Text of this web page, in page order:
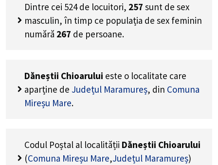
Dintre cei 524 de locuitori, 257 sunt de sex
masculin, în timp ce populația de sex feminin
numără 267 de persoane.
Dăneștii Chioarului este o localitate care
aparține de Județul Maramureș, din Comuna
Mireșu Mare.
Codul Poștal al localității Dăneștii Chioarului
(Comuna Mireșu Mare,Județul Maramureș)